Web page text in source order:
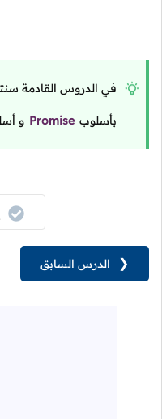
في الدروس القادمة
بأسلوب Promise و
❮ الدرس السابق